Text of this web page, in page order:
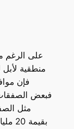
على الرغم
منطقية لأبل
فإن
فبعض
مثل